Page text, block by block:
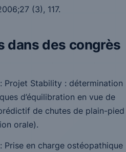
;27 (3), 117.
dans des congrès
Projet Stability : détermination
d’équilibration en vue de
de chutes de plain-pied
orale).
Prise en charge ostéopathique